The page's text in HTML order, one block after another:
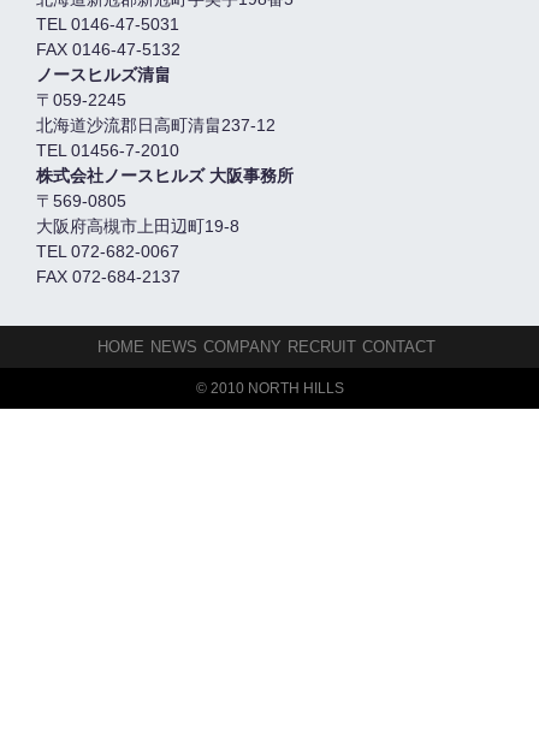
TEL 0146-47-5031
FAX 0146-47-5132
ノースヒルズ清畠
〒059-2245
北海道沙流郡日高町清畠237-12
TEL 01456-7-2010
株式会社ノースヒルズ 大阪事務所
〒569-0805
大阪府高槻市上田辺町19-8
TEL 072-682-0067
FAX 072-684-2137
HOME NEWS COMPANY RECRUIT CONTACT
© 2010 NORTH HILLS